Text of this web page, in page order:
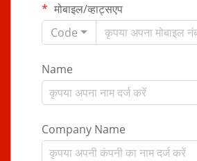
मोबाइल/व्हाट्सएप
Code
Name
Company Name